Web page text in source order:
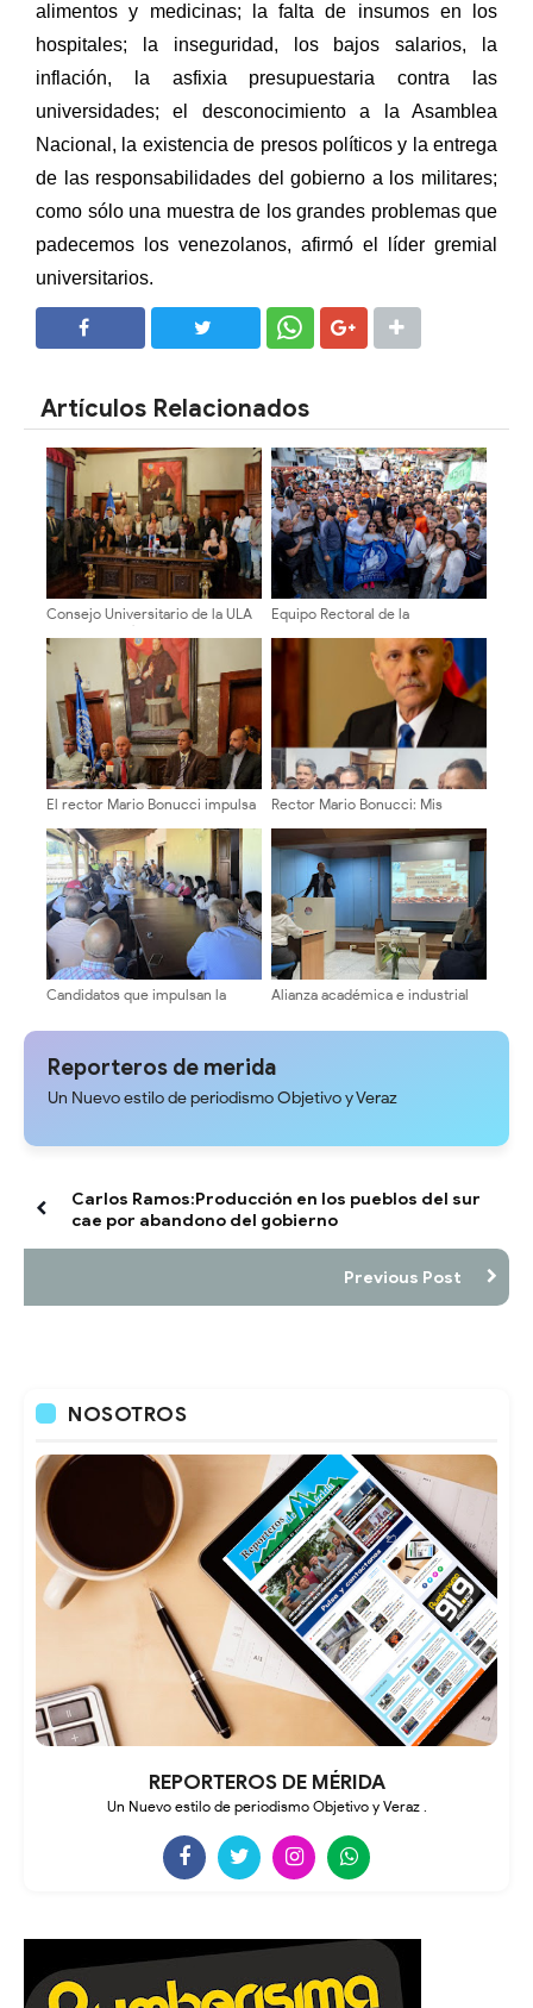
alimentos y medicinas; la falta de insumos en los
hospitales; la inseguridad, los bajos salarios, la
inflación, la asfixia presupuestaria contra las
universidades; el desconocimiento a la Asamblea
Nacional, la existencia de presos políticos y la entrega
de las responsabilidades del gobierno a los militares;
como sólo una muestra de los grandes problemas que
padecemos los venezolanos, afirmó el líder gremial
universitarios.
Artículos Relacionados
Consejo Universitario de la ULA
denuncia política salarial
discriminatoria y exige salario
digno, no bonos
Equipo Rectoral de la
se inscribió en la ULA con acto
histórico de participación
El rector Mario Bonucci impulsa
Rector Mario Bonucci: Mis
Morocoima, Prof. Juan Carlos
Rivero y Juan Carlos Pacheco
Candidatos que impulsan la
agenda de encuentros
Alianza académica e industrial
Mérida
Reporteros de merida
Un Nuevo estilo de periodismo Objetivo y Veraz
Carlos Ramos:Producción en los pueblos del sur
cae por abandono del gobierno
Previous Post
NOSOTROS
REPORTEROS DE MÉRIDA
Un Nuevo estilo de periodismo Objetivo y Veraz .